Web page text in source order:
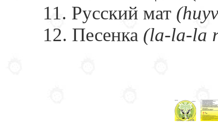
11. Русский мат
12. Песенка (la-la-la